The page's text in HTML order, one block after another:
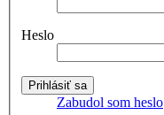
Heslo
Zabudol som heslo